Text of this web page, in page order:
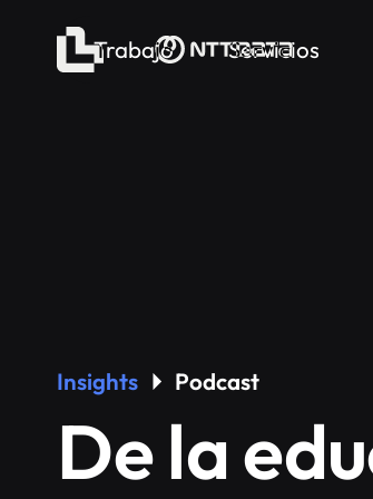
Trabajo Servicios
Insights Podcast
De la